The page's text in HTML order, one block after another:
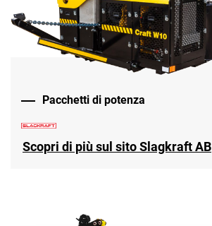
Pacchetti di potenza
Scopri di più sul sito Slagkraft AB